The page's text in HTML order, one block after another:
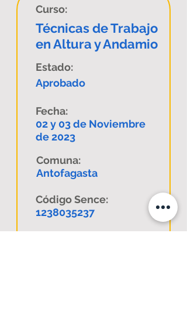
Curso:
Técnicas de Trabajo
en Altura y Andamio
Estado:
Aprobado
Fecha:
02 y 03 de Noviembre
de 2023
Comuna:
Antofagasta
Código Sence:
1238035237